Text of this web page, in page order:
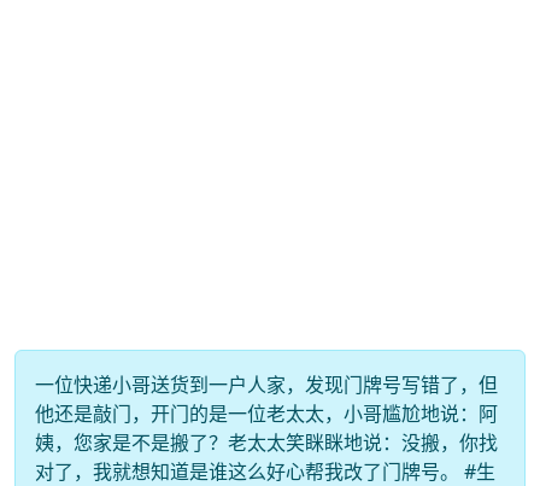
一位快递小哥送货到一户人家，发现门牌号写错了，但
他还是敲门，开门的是一位老太太，小哥尴尬地说：阿
姨，您家是不是搬了？老太太笑眯眯地说：没搬，你找
对了，我就想知道是谁这么好心帮我改了门牌号。 #生